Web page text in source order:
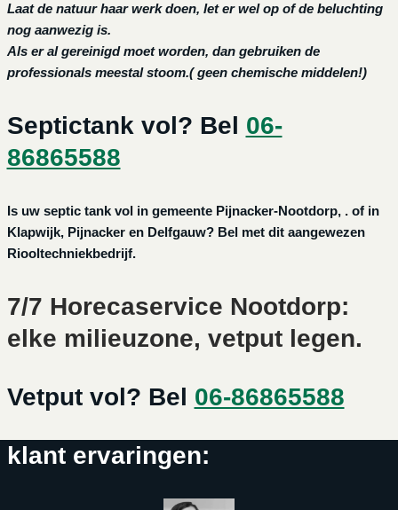
Laat de natuur haar werk doen, let er wel op of de beluchting
nog aanwezig is.
Als er al gereinigd moet worden, dan gebruiken de
professionals meestal stoom.( geen chemische middelen!)
Septictank vol? Bel 06-
86865588
Is uw septic tank vol in gemeente Pijnacker-Nootdorp, . of in
Klapwijk, Pijnacker en Delfgauw? Bel met dit aangewezen
Riooltechniekbedrijf.
7/7 Horecaservice Nootdorp:
elke milieuzone, vetput legen.
Vetput vol? Bel 06-86865588
klant ervaringen: